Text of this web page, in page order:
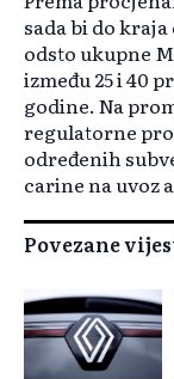
sada bi do
odsto ukupne
između 25 i 40
godine. Na
regulatorne
određenih
carine na uvoz
Povezane